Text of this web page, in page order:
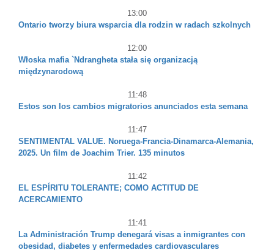
13:00
Ontario tworzy biura wsparcia dla rodzin w radach szkolnych
12:00
Włoska mafia `Ndrangheta stała się organizacją
międzynarodową
11:48
Estos son los cambios migratorios anunciados esta semana
11:47
SENTIMENTAL VALUE. Noruega-Francia-Dinamarca-Alemania,
2025. Un film de Joachim Trier. 135 minutos
11:42
EL ESPÍRITU TOLERANTE; COMO ACTITUD DE
ACERCAMIENTO
11:41
La Administración Trump denegará visas a inmigrantes con
obesidad, diabetes y enfermedades cardiovasculares